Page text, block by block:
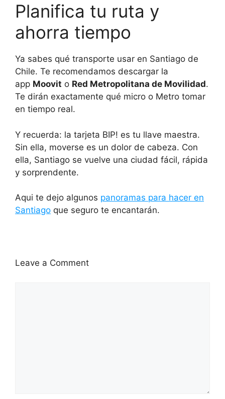
Planifica tu ruta y
ahorra tiempo
Ya sabes qué transporte usar en Santiago de
Chile. Te recomendamos descargar la
app Moovit o Red Metropolitana de Movilidad.
Te dirán exactamente qué micro o Metro tomar
en tiempo real.
Y recuerda: la tarjeta BIP! es tu llave maestra.
Sin ella, moverse es un dolor de cabeza. Con
ella, Santiago se vuelve una ciudad fácil, rápida
y sorprendente.
Aqui te dejo algunos panoramas para hacer en
Santiago que seguro te encantarán.
Leave a Comment